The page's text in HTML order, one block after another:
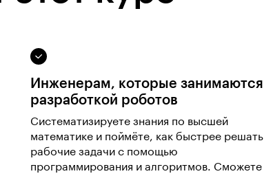
Инженерам, которые занимаются
разработкой роботов
Систематизируете знания по высшей
математике и поймёте, как быстрее решать
рабочие задачи с помощью
программирования и алгоритмов. Сможете